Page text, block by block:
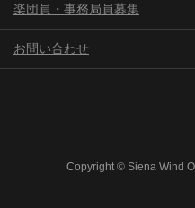
楽団員・事務局員募集
お問い合わせ
Copyright © Siena Wind